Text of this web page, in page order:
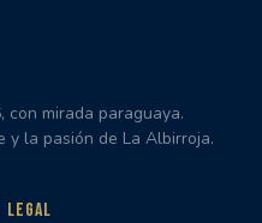
con mirada paraguaya.
y la pasión de La Albirroja.
LEGAL